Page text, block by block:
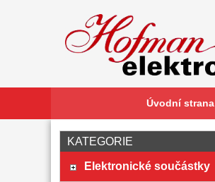
Úvodní strana
KATEGORIE
Elektronické součástky